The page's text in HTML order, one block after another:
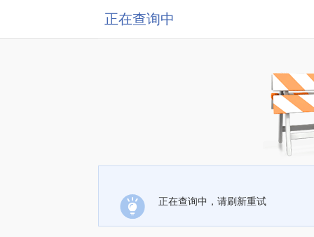
正在查询中
正在查询中，请刷新重试